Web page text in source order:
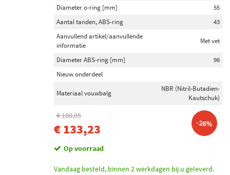
Diameter o-ring [mm]
55
Aantal tanden, ABS-ring
43
Aanvullend artikel/aanvullende
informatie
Met vet
Diameter ABS-ring [mm]
96
Nieuw onderdeel
Materiaal vouwbalg
NBR (Nitril-Butadien-
Kautschuk)
€ 180,05
€ 133,23 -26%
Op voorraad
Vandaag besteld, binnen 2 werkdagen bij u geleverd.